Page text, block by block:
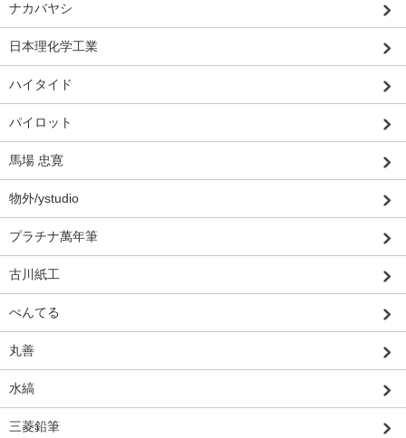
ナカバヤシ
日本理化学工業
ハイタイド
パイロット
馬場 忠寛
物外/ystudio
プラチナ萬年筆
古川紙工
ぺんてる
丸善
水縞
三菱鉛筆